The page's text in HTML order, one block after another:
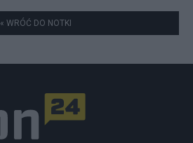
« WRÓĆ DO NOTKI